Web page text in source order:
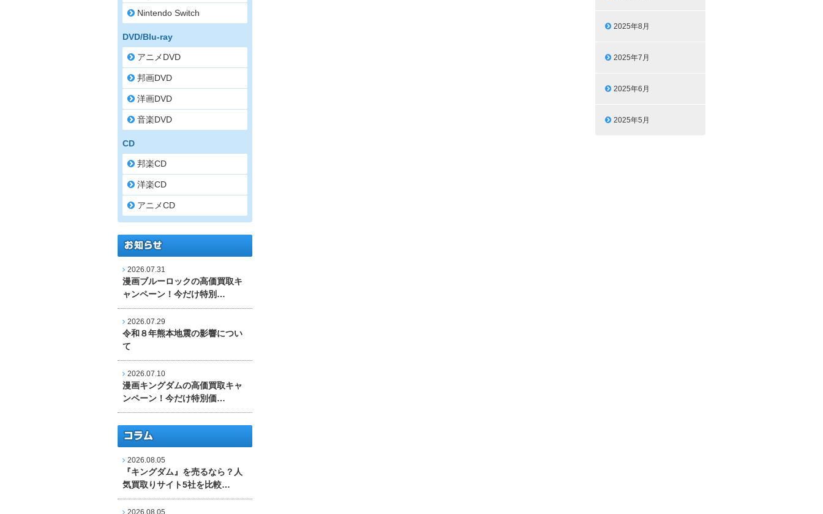
2025年8月
2025年7月
2025年6月
2025年5月
Nintendo Switch
DVD/Blu-ray
アニメDVD
邦画DVD
洋画DVD
音楽DVD
CD
邦楽CD
洋楽CD
アニメCD
2026.07.31
漫画ブルーロックの高価買取キ
ャンペーン！今だけ特別…
2026.07.29
令和８年熊本地震の影響につい
て
2026.07.10
漫画キングダムの高価買取キャ
ンペーン！今だけ特別価…
2026.08.05
『キングダム』を売るなら？人
気買取りサイト5社を比較…
2026.08.05